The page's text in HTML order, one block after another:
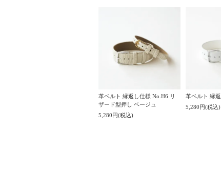
革ベルト 縁返し仕様 No.H6 リ
ザード型押し ベージュ
5,280円(税込)
革ベルト 縁
5,280円(税込)